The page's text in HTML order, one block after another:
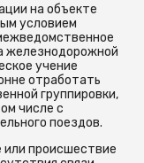
на объекте
условием
железнодорожной
учение
отработать
группировки,
числе с
поездов.
или происшествие